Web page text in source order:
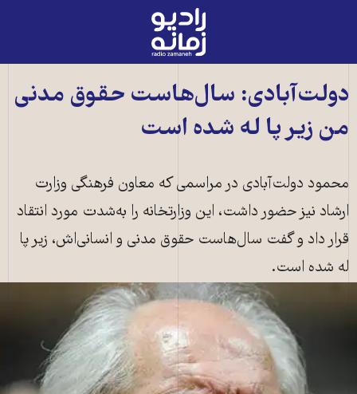
رادیو
زمانه
به
صفحه
اصلی
دولت‌آبادی: سال‌هاست حقوق مدنی
من زیر پا له شده است
محمود دولت‌آبادی در مراسمی که معاون فرهنگی وزارت
ارشاد نیز حضور داشت، این وزارتخانه را به‌شدت مورد انتقاد
قرار داد و گفت سال‌هاست حقوق مدنی و انسانی‌اش، زير پا
له شده است.